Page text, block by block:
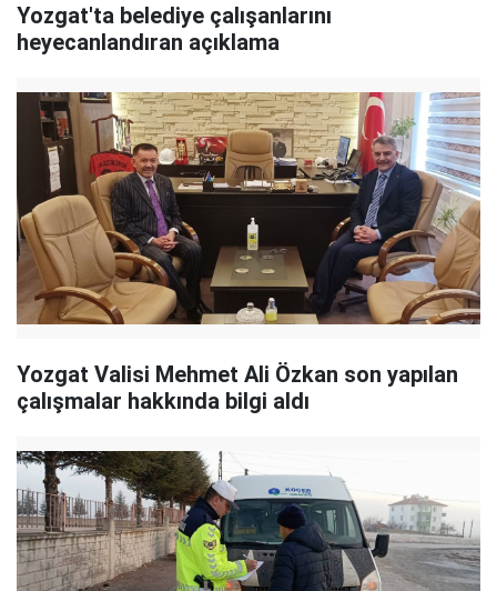
Yozgat'ta belediye çalışanlarını
heyecanlandıran açıklama
Yozgat Valisi Mehmet Ali Özkan son yapılan
çalışmalar hakkında bilgi aldı